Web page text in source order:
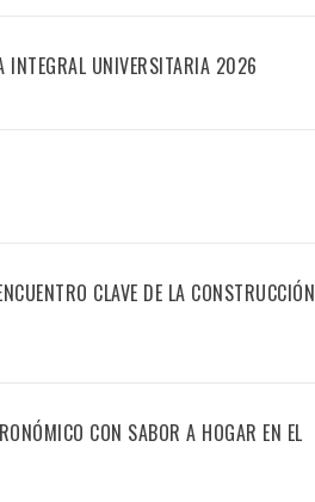
INTEGRAL UNIVERSITARIA 2026
CLAVE DE LA CONSTRUCCIÓN
CON SABOR A HOGAR EN EL